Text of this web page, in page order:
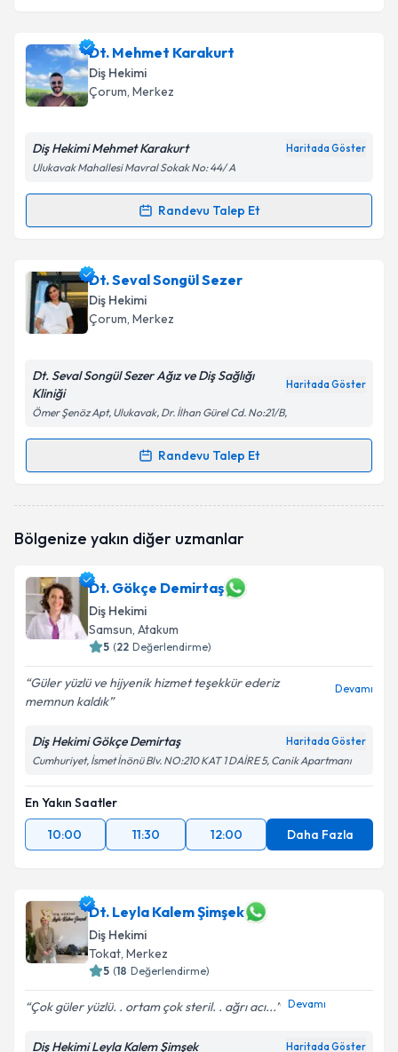
Dt. Mehmet Karakurt
Diş Hekimi
Çorum, Merkez
Diş Hekimi Mehmet Karakurt Haritada Göster
Ulukavak Mahallesi Mavral Sokak No: 44/ A
Randevu Talep Et
Randevu Takvimi Talebi
Dt. Mehmet Karakurtiçin randevu takvimi talebi
oluşturun. Size bu uzmandan randevu almanız için bir
takvim hazırlandığında e-posta ile bilgilendireceğiz.
Kişisel verilerimin işlenmesine ilişkinAydınlatma
'ni okudum ve kişisel verilerimin belirtilen
kapsamda işlenmesini kabul ediyorum.
Dt. Seval Songül Sezer
Diş Hekimi
Çorum, Merkez
Dt. Seval Songül Sezer Ağız ve Diş Sağlığı
Kliniği
Haritada Göster
Ömer Şenöz Apt, Ulukavak, Dr. İlhan Gürel Cd. No:21/B,
Randevu Talep Et
Randevu Takvimi Talebi
oluşturun. Size bu uzmandan randevu almanız için bir
E-posta Adresiniz
Kişisel verilerimin işlenmesine ilişkin
Aydınlatma
Metni
Bölgenize yakın diğer uzmanlar
Dt. Gökçe Demirtaş
Diş Hekimi
Samsun, Atakum
5 (22 Değerlendirme)
Güler yüzlü ve hijyenik hizmet teşekkür ederiz
memnun kaldık
Devamı
Diş Hekimi Gökçe Demirtaş Haritada Göster
Cumhuriyet, İsmet İnönü Blv. NO:210 KAT 1 DAİRE 5, Canik Apartmanı
En Yakın Saatler
10:00
11:30 12:00 Daha Fazla
Dt. Leyla Kalem Şimşek
Diş Hekimi
Tokat, Merkez
5 (18 Değerlendirme)
Çok güler yüzlü. . ortam çok steril. . ağrı acı... Devamı
Diş Hekimi Leyla Kalem Şimşek Haritada Göster